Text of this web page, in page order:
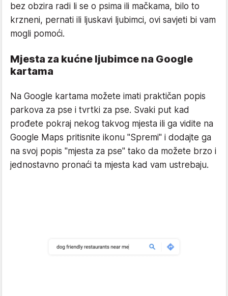
bez obzira radi li se o psima ili mačkama, bilo to
krzneni, pernati ili ljuskavi ljubimci, ovi savjeti bi vam
mogli pomoći.
Mjesta za kućne ljubimce na Google
kartama
Na Google kartama možete imati praktičan popis
parkova za pse i tvrtki za pse. Svaki put kad
prođete pokraj nekog takvog mjesta ili ga vidite na
Google Maps pritisnite ikonu "Spremi" i dodajte ga
na svoj popis "mjesta za pse" tako da možete brzo i
jednostavno pronaći ta mjesta kad vam ustrebaju.